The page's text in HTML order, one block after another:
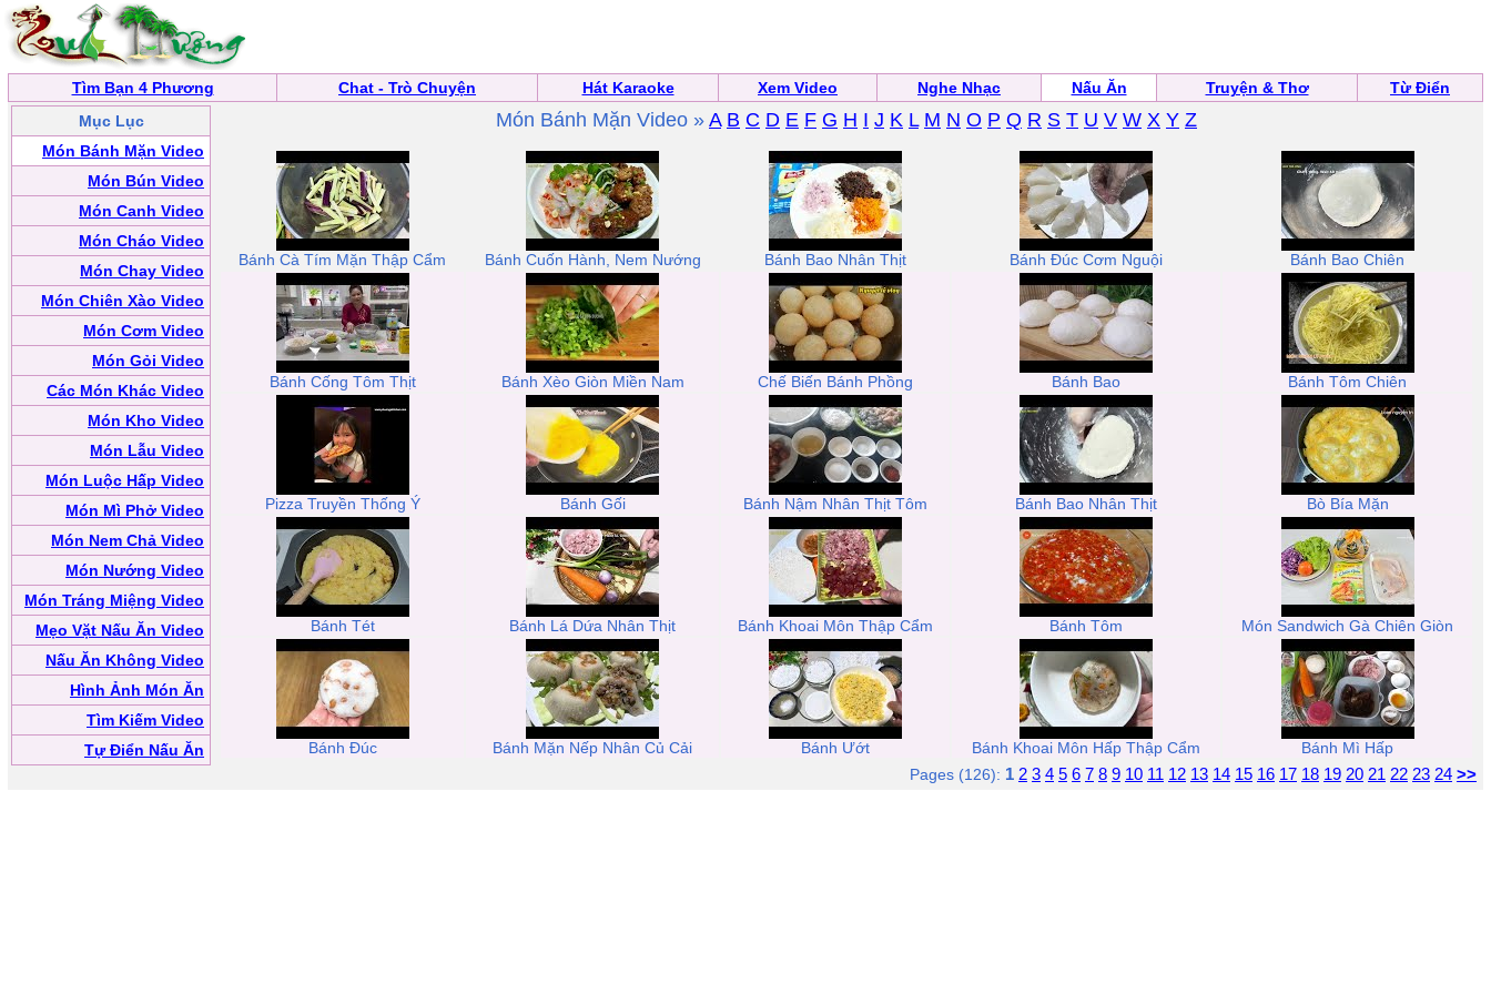
Tìm Bạn 4 Phương Chat - Trò Chuyện Hát Karaoke Xem Video Nghe Nhạc Nấu Ăn Truyện & Thơ
Từ Điển
Mục Lục
Món Bánh Mặn Video
Món Bún Video
Món Canh Video
Món Cháo Video
Món Chay Video
Món Chiên Xào Video
Món Cơm Video
Món Gỏi Video
Các Món Khác Video
Món Kho Video
Món Lẫu Video
Món Luộc Hấp Video
Món Mì Phở Video
Món Nem Chả Video
Món Nướng Video
Món Tráng Miệng Video
Mẹo Vặt Nấu Ăn Video
Nấu Ăn Không Video
Hình Ảnh Món Ăn
Tìm Kiếm Video
Tự Điển Nấu Ăn
Món Bánh Mặn Video » A B C D E F G H I J K L M N O P Q R S T U V W X Y Z
Bánh Cà Tím Mặn Thập Cẩm Bánh Cuốn Hành, Nem Nướng Bánh Bao Nhân Thịt Bánh Đúc Cơm Nguội Bánh Bao Chiên
Bánh Cống Tôm Thịt Bánh Xèo Giòn Miền Nam Chế Biến Bánh Phồng Bánh Bao Bánh Tôm Chiên
Pizza Truyền Thống Ý Bánh Gối Bánh Nậm Nhân Thịt Tôm Bánh Bao Nhân Thịt Bò Bía Mặn
Bánh Tét Bánh Lá Dứa Nhân Thịt Bánh Khoai Môn Thập Cẩm Bánh Tôm Món Sandwich Gà Chiên Giòn
Bánh Đúc Bánh Mặn Nếp Nhân Củ Cải Bánh Ướt Bánh Khoai Môn Hấp Thập Cẩm
Bánh Mì Hấp
Pages (126): 1 2 3 4 5 6 7 8 9 10 11 12 13 14 15 16 17 18 19 20 21 22 23 24 >>